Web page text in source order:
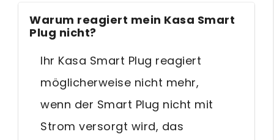
Warum reagiert mein Kasa Smart
Plug nicht?
Ihr Kasa Smart Plug reagiert
möglicherweise nicht mehr,
wenn der Smart Plug nicht mit
Strom versorgt wird, das